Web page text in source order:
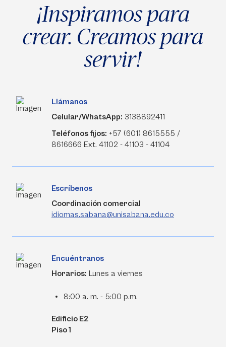
¡Inspiramos para
crear. Creamos para
servir!
Llámanos
Celular/WhatsApp: 3138892411
Teléfonos fijos: +57 (601) 8615555 /
8616666 Ext. 41102 - 41103 - 41104
Escríbenos
Coordinación comercial
idiomas.sabana@unisabana.edu.co
Encuéntranos
Horarios: Lunes a viernes
8:00 a. m. - 5:00 p.m.
Edificio E2
Piso 1